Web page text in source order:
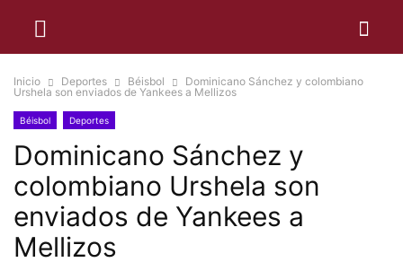
Inicio Deportes Béisbol
Dominicano Sánchez y colombiano
Urshela son enviados de Yankees a Mellizos
Béisbol Deportes
Dominicano Sánchez y
colombiano Urshela son
enviados de Yankees a
Mellizos